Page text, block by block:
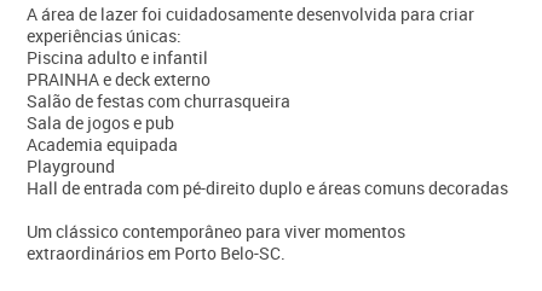
A área de lazer foi cuidadosamente desenvolvida para criar
experiências únicas:
Piscina adulto e infantil
PRAINHA e deck externo
Salão de festas com churrasqueira
Sala de jogos e pub
Academia equipada
Playground
Hall de entrada com pé-direito duplo e áreas comuns decoradas
Um clássico contemporâneo para viver momentos
extraordinários em Porto Belo-SC.